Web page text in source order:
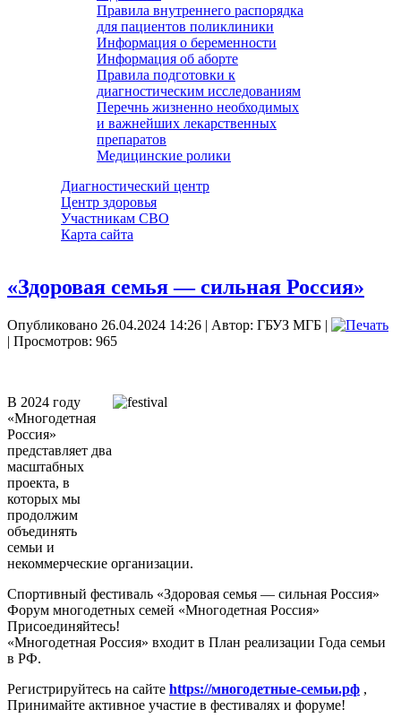
Правила внутреннего распорядка
для пациентов поликлиники
Информация о беременности
Информация об аборте
Правила подготовки к
диагностическим исследованиям
Перечнь жизненно необходимых
и важнейших лекарственных
препаратов
Медицинские ролики
Диагностический центр
Центр здоровья
Участникам СВО
Карта сайта
«Здоровая семья — сильная Россия»
Опубликовано 26.04.2024 14:26 | Автор: ГБУЗ МГБ |
| Просмотров: 965
В 2024 году
«Многодетная
Россия»
представляет два
масштабных
проекта, в
которых мы
продолжим
объединять
семьи и
некоммерческие организации.
Спортивный фестиваль «Здоровая семья — сильная Россия»
Форум многодетных семей «Многодетная Россия»
Присоединяйтесь!
«Многодетная Россия» входит в План реализации Года семьи
в РФ.
Регистрируйтесь на сайте https://многодетные-семьи.рф ,
Принимайте активное участие в фестивалях и форуме!